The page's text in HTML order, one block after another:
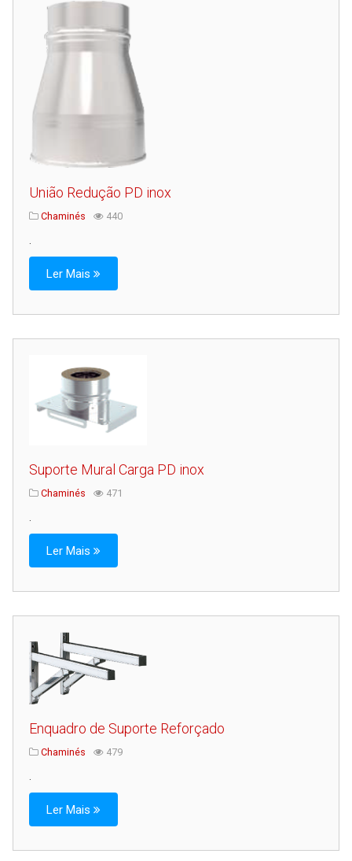
Assistência Técnica
Centro de Formação
Gabinete de Engenharia
Armazém e Logística
União Redução PD inox
Chaminés 440
Ler Mais
Suporte Mural Carga PD inox
Chaminés 471
.
Ler Mais
Enquadro de Suporte Reforçado
Chaminés 479
Ler Mais